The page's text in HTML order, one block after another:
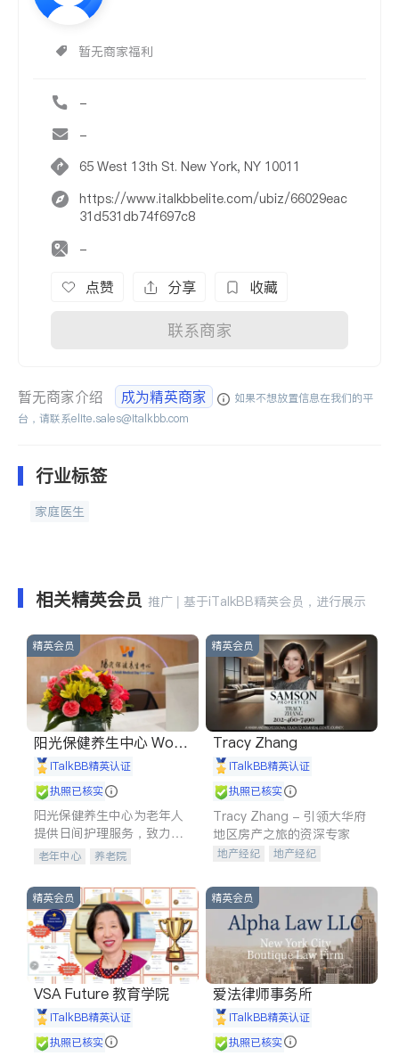
暂无商家福利
-
-
65 West 13th St. New York, NY 10011
https://www.italkbbelite.com/ubiz/66029eac
31d531db74f697c8
-
点赞 分享 收藏
联系商家
暂无商家介绍 成为精英商家
如果不想放置信息在我们的平
台，请联系elite.sales@italkbb.com
行业标签
家庭医生
相关精英会员 推广 | 基于iTalkBB精英会员，进行展示
精英会员
阳光保健养生中心 World
shine
iTalkBB精英认证
执照已核实
阳光保健养生中心为老年人
提供日间护理服务，致力于
通过持续的护理创新来有效
老年中心 养老院
精英会员
Tracy Zhang
iTalkBB精英认证
执照已核实
Tracy Zhang - 引领大华府
地区房产之旅的资深专家
地产经纪
地产经纪
商铺租售
精英会员
VSA Future 教育学院
iTalkBB精英认证
执照已核实
精英会员
爱法律师事务所
iTalkBB精英认证
执照已核实